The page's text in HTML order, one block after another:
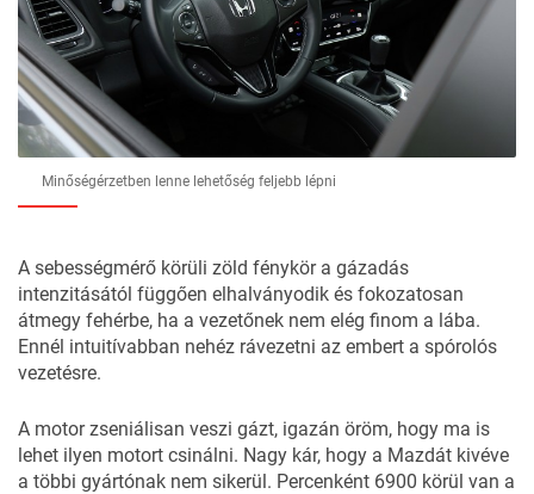
Minőségérzetben lenne lehetőség feljebb lépni
A sebességmérő körüli zöld fénykör a gázadás
intenzitásától függően elhalványodik és fokozatosan
átmegy fehérbe, ha a vezetőnek nem elég finom a lába.
Ennél intuitívabban nehéz rávezetni az embert a spórolós
vezetésre.
A motor zseniálisan veszi gázt, igazán öröm, hogy ma is
lehet ilyen motort csinálni. Nagy kár, hogy a Mazdát kivéve
a többi gyártónak nem sikerül. Percenként 6900 körül van a